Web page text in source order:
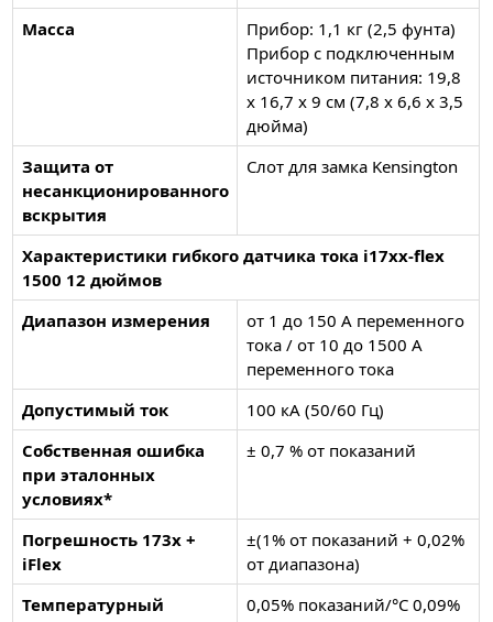
Масса
Прибор: 1,1 кг (2,5 фунта)
Прибор с подключенным
источником питания: 19,8
x 16,7 x 9 см (7,8 x 6,6 x 3,5
дюйма)
Защита от
несанкционированного
вскрытия
Слот для замка Kensington
Характеристики гибкого датчика тока i17xx-flex
1500 12 дюймов
Диапазон измерения
от 1 до 150 А переменного
тока / от 10 до 1500 А
переменного тока
Допустимый ток
100 кА (50/60 Гц)
Собственная ошибка
при эталонных
условиях*
± 0,7 % от показаний
Погрешность 173x +
iFlex
±(1% от показаний + 0,02%
от диапазона)
Температурный
0,05% показаний/°C 0,09%